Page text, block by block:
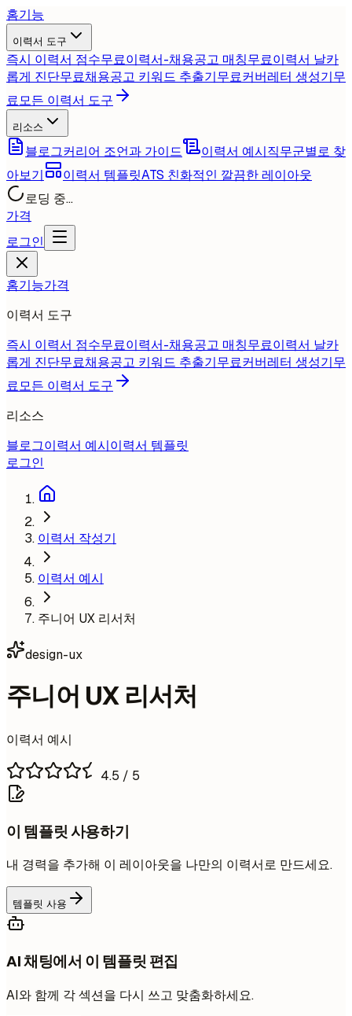
홈기능
이력서 도구
즉시 이력서 점수무료이력서-채용공고 매칭무료이력서 날카
롭게 진단무료채용공고 키워드 추출기무료커버레터 생성기무
료모든 이력서 도구
리소스
블로그커리어 조언과 가이드 이력서 예시직무군별로 찾
아보기
이력서 템플릿ATS 친화적인 깔끔한 레이아웃
로딩 중...
가격
로그인
홈기능가격
이력서 도구
즉시 이력서 점수무료이력서-채용공고 매칭무료이력서 날카
롭게 진단무료채용공고 키워드 추출기무료커버레터 생성기무
료모든 이력서 도구
리소스
블로그이력서 예시이력서 템플릿
로그인
이력서 작성기
이력서 예시
주니어 UX 리서처
design-ux
주니어 UX 리서처
이력서 예시
4.5 / 5
이 템플릿 사용하기
내 경력을 추가해 이 레이아웃을 나만의 이력서로 만드세요.
템플릿 사용
AI 채팅에서 이 템플릿 편집
AI와 함께 각 섹션을 다시 쓰고 맞춤화하세요.